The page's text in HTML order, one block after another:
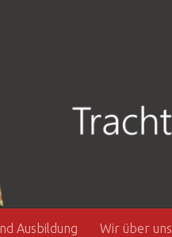
Ausbildung Wir über uns